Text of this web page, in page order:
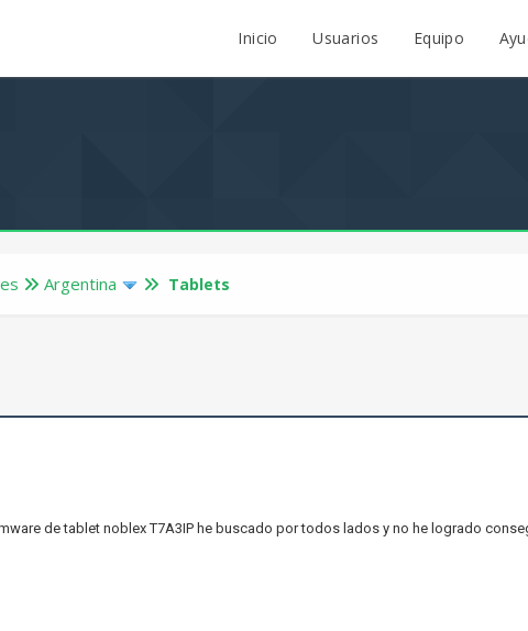
Inicio Usuarios Equipo
Argentina Tablets
de tablet noblex T7A3IP he buscado por todos lados y no he logrado